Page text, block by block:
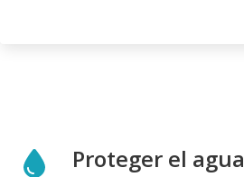
Proteger el agua